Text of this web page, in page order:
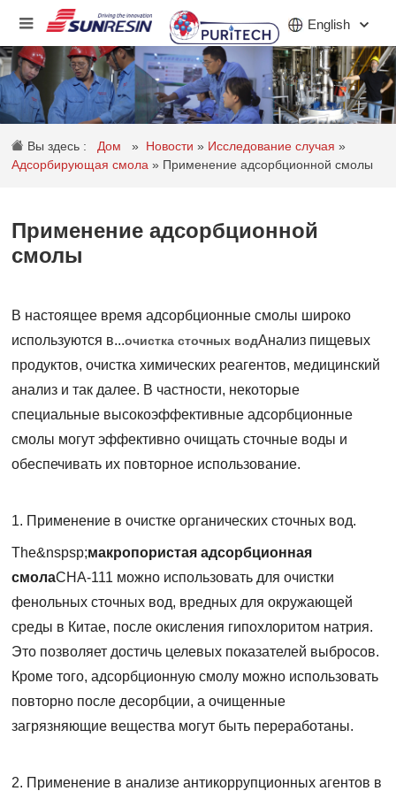
English
КОМПАНИЯ
ПРОДУКТ
ИНВЕСТОРЫ
КАРЬЕРА
Вы здесь : Дом » Новости» Исследование случая»
Адсорбирующая смола» Применение адсорбционной смолы
Применение адсорбционной
смолы
В настоящее время адсорбционные смолы широко
используются в...очистка сточных водАнализ пищевых
продуктов, очистка химических реагентов, медицинский
анализ и так далее. В частности, некоторые
специальные высокоэффективные адсорбционные
смолы могут эффективно очищать сточные воды и
обеспечивать их повторное использование.
1. Применение в очистке органических сточных вод.
The&nspsp;макропористая адсорбционная
смолаCHA-111 можно использовать для очистки
фенольных сточных вод, вредных для окружающей
среды в Китае, после окисления гипохлоритом натрия.
Это позволяет достичь целевых показателей выбросов.
Кроме того, адсорбционную смолу можно использовать
повторно после десорбции, а очищенные
загрязняющие вещества могут быть переработаны.
2. Применение в анализе антикоррупционных агентов в